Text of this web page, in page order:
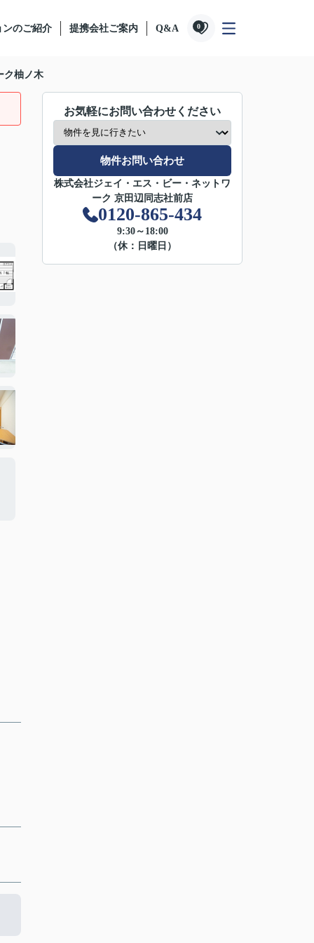
ンのご紹介 提携会社ご案内 Q&A 0
ク柚ノ木
お気軽にお問い合わせください
物件お問い合わせ
株式会社ジェイ・エス・ビー・ネットワ
ーク 京田辺同志社前店
0120-865-434
9:30～18:00
（休：日曜日）